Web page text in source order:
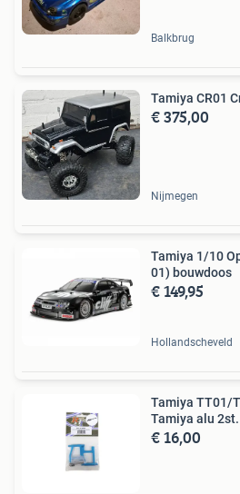
Balkbrug
Tamiya CR01
€ 375,00
Nijmegen
Tamiya 1/10
01) bouwdoos
€ 149,95
Hollandscheveld
Tamiya TT01/
Tamiya alu
€ 16,00